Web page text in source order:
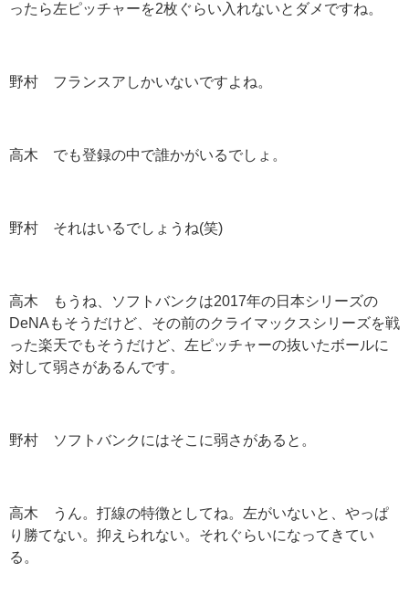
ったら左ピッチャーを2枚ぐらい入れないとダメですね。
野村 フランスアしかいないですよね。
高木 でも登録の中で誰かがいるでしょ。
野村 それはいるでしょうね(笑)
高木 もうね、ソフトバンクは2017年の日本シリーズの
DeNAもそうだけど、その前のクライマックスシリーズを戦
った楽天でもそうだけど、左ピッチャーの抜いたボールに
対して弱さがあるんです。
野村 ソフトバンクにはそこに弱さがあると。
高木 うん。打線の特徴としてね。左がいないと、やっぱ
り勝てない。抑えられない。それぐらいになってきてい
る。